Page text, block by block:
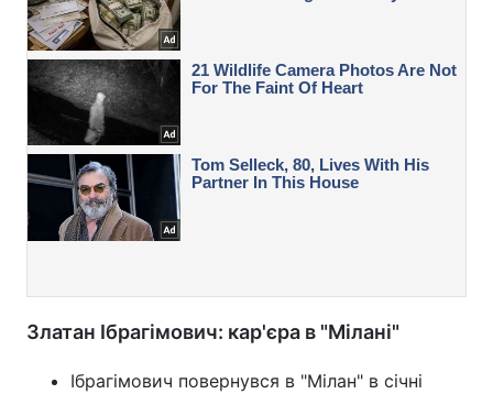
Златан Ібрагімович: кар'єра в "Мілані"
Ібрагімович повернувся в "Мілан" в січні